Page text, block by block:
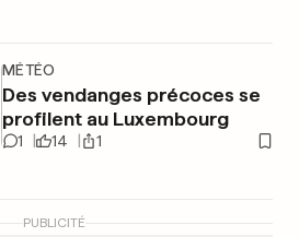
MÉTÉO
Des vendanges précoces se
profilent au Luxembourg
1 14 1
PUBLICITÉ